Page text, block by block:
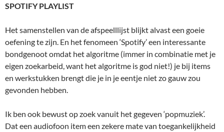
SPOTIFY PLAYLIST
Het samenstellen van de afspeelllijst blijkt alvast een goeie
oefening te zijn. En het fenomeen ‘Spotify’ een interessante
bondgenoot omdat het algoritme (immer in combinatie met je
eigen zoekarbeid, want het algoritme is god niet!) je bij items
en werkstukken brengt die je in je eentje niet zo gauw zou
gevonden hebben.
Ik ben ook bewust op zoek vanuit het gegeven ‘popmuziek’.
Dat een audiofoon item een zekere mate van toegankelijkheid